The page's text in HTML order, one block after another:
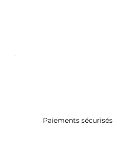
Paiements sécurisés